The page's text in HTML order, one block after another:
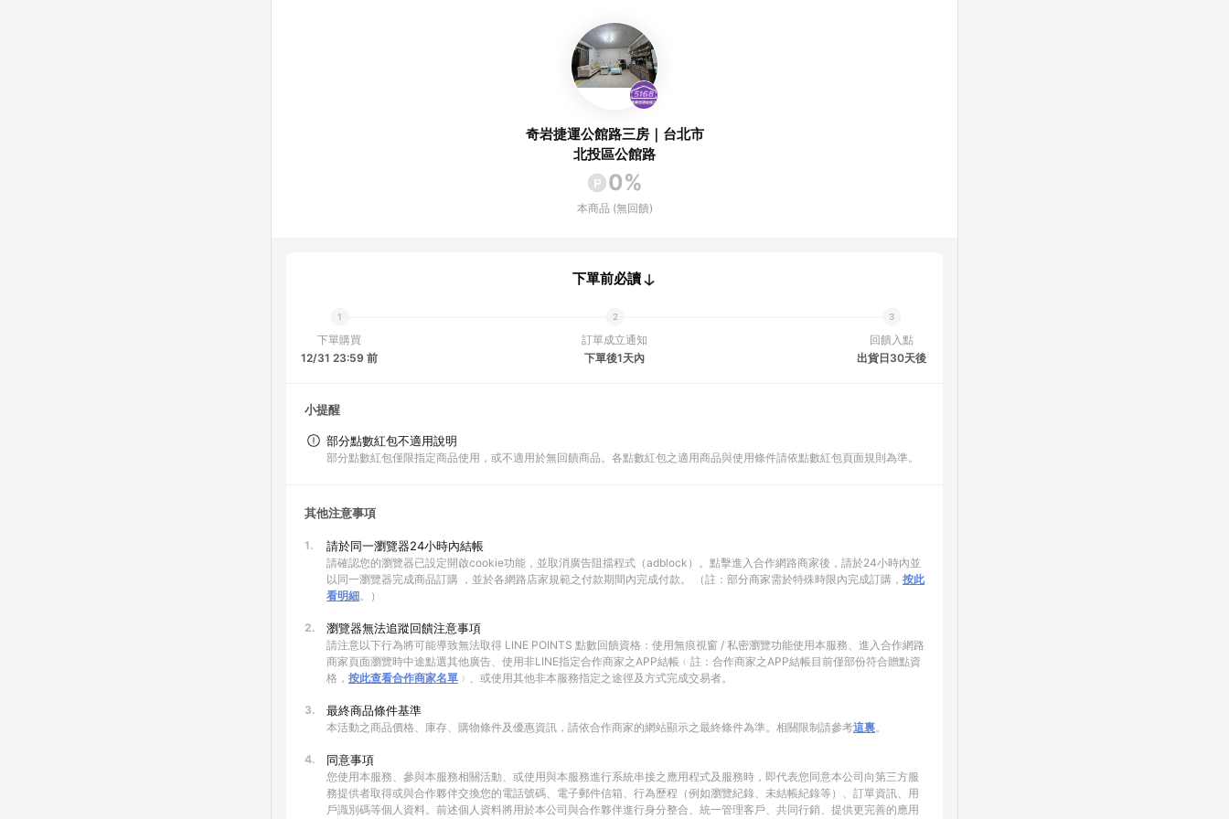
奇岩捷運公館路三房｜台北市
北投區公館路
0%
本商品 (無回饋)
下單前必讀
下單購買
12/31 23:59 前
訂單成立通知
下單後1天內
回饋入點
出貨日30天後
小提醒
部分點數紅包不適用說明
部分點數紅包僅限指定商品使用，或不適用於無回饋商品。各點數紅包之適用商品與使用條件請依點數紅包頁面規則為準。
其他注意事項
1. 請於同一瀏覽器24小時內結帳
請確認您的瀏覽器已設定開啟cookie功能，並取消廣告阻擋程式（adblock）。點擊進入合作網路商家後，請於24小時內並
以同一瀏覽器完成商品訂購 ，並於各網路店家規範之付款期間內完成付款。 （註：部分商家需於特殊時限內完成訂購， 按此
看明細。）
2. 瀏覽器無法追蹤回饋注意事項
請注意以下行為將可能導致無法取得 LINE POINTS 點數回饋資格：使用無痕視窗 / 私密瀏覽功能使用本服務、進入合作網路
商家頁面瀏覽時中途點選其他廣告、使用非LINE指定合作商家之APP結帳﹙註：合作商家之APP結帳目前僅部份符合贈點資
格， 按此查看合作商家名單 ﹚、或使用其他非本服務指定之途徑及方式完成交易者。
3. 最終商品條件基準
本活動之商品價格、庫存、購物條件及優惠資訊，請依合作商家的網站顯示之最終條件為準。相關限制請參考這裏。
4. 同意事項
您使用本服務、參與本服務相關活動、或使用與本服務進行系統串接之應用程式及服務時，即代表您同意本公司向第三方服
務提供者取得或與合作夥伴交換您的電話號碼、電子郵件信箱、行為歷程（例如瀏覽紀錄、未結帳紀錄等）、訂單資訊、用
戶識別碼等個人資料。前述個人資料將用於本公司與合作夥伴進行身分整合、統一管理客戶、共同行銷、提供更完善的應用